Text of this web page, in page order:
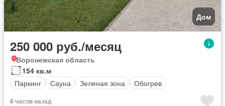
Дом
250 000 руб./месяц
Воронежская область
154 кв.м
Паркинг
Сауна Зеленая зона Обогрев
8 часов назад